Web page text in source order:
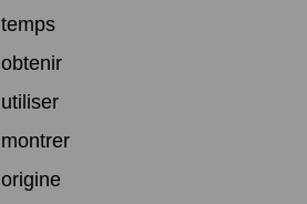
temps
obtenir
utiliser
montrer
origine